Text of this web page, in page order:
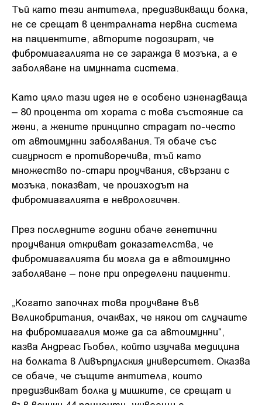
Тъй като тези антитела, предизвикващи болка,
не се срещат в централната нервна система
на пациентите, авторите подозират, че
фибромиагалията не се заражда в мозъка, а е
заболяване на имунната система.
Като цяло тази идея не е особено изненадваща
– 80 процента от хората с това състояние са
жени, а жените принципно страдат по-често
от автоимунни заболявания. Тя обаче със
сигурност е противоречива, тъй като
множество по-стари проучвания, свързани с
мозъка, показват, че произходът на
фибромиагалията е неврологичен.
През последните години обаче генетични
проучвания откриват доказателства, че
фибромиагалията би могла да е автоимунно
заболяване – поне при определени пациенти.
„Когато започнах това проучване във
Великобритания, очаквах, че някои от случаите
на фибромиагалия може да са автоимунни“,
казва Андреас Гьобел, който изучава медицина
на болката в Ливърпулския университет. Оказва
се обаче, че същите антитела, които
предизвикват болка у мишките, се срещат и